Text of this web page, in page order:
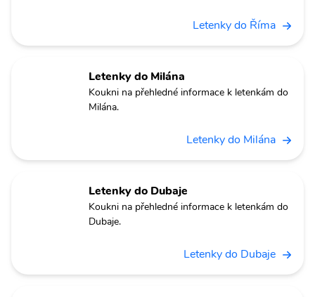
Letenky do Říma
Letenky do Milána
Koukni na přehledné informace k letenkám do
Milána.
Letenky do Milána
Letenky do Dubaje
Koukni na přehledné informace k letenkám do
Dubaje.
Letenky do Dubaje